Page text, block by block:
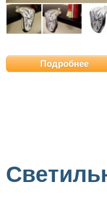
Подробнее